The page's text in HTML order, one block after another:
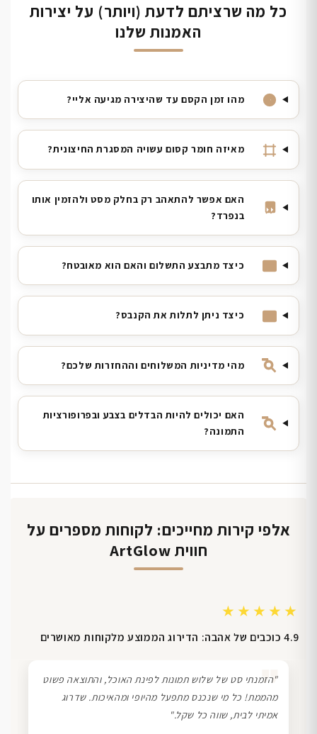
כל מה שרציתם לדעת (ויותר) על יצירות
האמנות שלנו
מהו זמן הקסם עד שהיצירה מגיעה אליי?
מאיזה חומר קסום עשויה המסגרת החיצונית?
האם אפשר להתאהב רק בחלק מסט ולהזמין אותו
בנפרד?
כיצד מתבצע התשלום והאם הוא מאובטח?
כיצד ניתן לתלות את הקנבס?
מהי מדיניות המשלוחים וההחזרות שלכם?
האם יכולים להיות הבדלים בצבע ובפרופורציות
התמונה?
אלפי קירות מחייכים: לקוחות מספרים על
חווית ArtGlow
★★★★★
4.9 כוכבים של אהבה: הדירוג הממוצע מלקוחות מאושרים
❞
"הזמנתי סט של שלוש תמונות לפינת האוכל, והתוצאה פשוט
מהממת! כל מי שנכנס מתפעל מהיופי ומהאיכות. שדרוג
אמיתי לבית, שווה כל שקל."